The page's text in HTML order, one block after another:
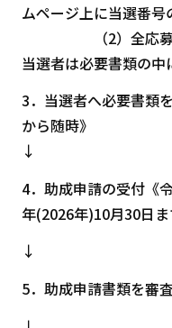
ムページ上に当選番号
（2）全応募者
当選者は必要書類の
3．当選者へ必要書類
から随時》
↓
4．助成申請の受付《
年(2026年)10月30日ま
↓
5．助成申請書類を審